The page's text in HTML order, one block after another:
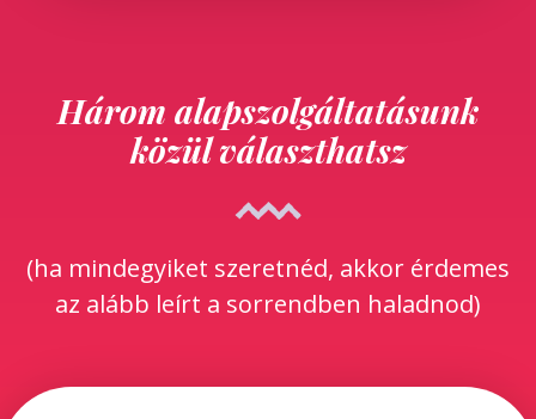
Három alapszolgáltatásunk
közül választhatsz
(ha mindegyiket szeretnéd, akkor érdemes
az alább leírt a sorrendben haladnod)